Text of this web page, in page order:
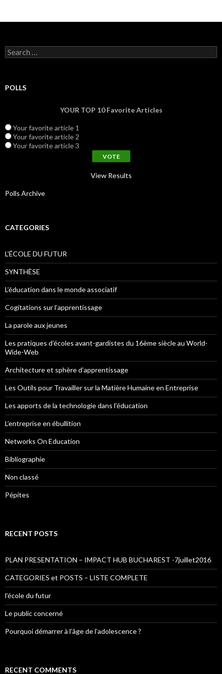
Search for:
POLLS
YOUR TOP 10 Favorite Articles
Your favorite article 1
Your favorite article 2
Your favorite article 3
View Results
Polls Archive
CATEGORIES
L'ÉCOLE DU FUTUR
SYNTHÈSE
L’éducation dans le monde associatif
Cogitations sur l’apprentissage
La parole aux jeunes
Les pratiques d’écoles avant-gardistes du 16ème siècle au World-
Wide-Web
Architecture et sphère d’apprentissage
Les Outils pour Travailler sur la Matière Humaine en Entreprise
Les apports de la technologie dans l’éducation
L’entreprise en ébullition
Networks On Education
Bibliographie
Non classé
Pépites
RECENT POSTS
PLAN PRESENTATION – IMPACT HUB BUCHAREST -7juillet2016
CATEGORIES et POSTS – LISTE COMPLETE
l’école du futur
Le public concerné
Pourquoi démarrer à l’âge de l’adolescence ?
RECENT COMMENTS